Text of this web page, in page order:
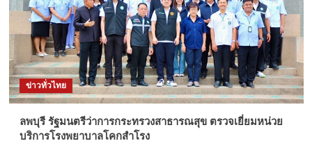
ข่าวทั่วไทย
ลพบุรี รัฐมนตรีว่าการกระทรวงสาธารณสุข ตรวจเยี่ยมหน่วย
บริการโรงพยาบาลโคกสำโรง